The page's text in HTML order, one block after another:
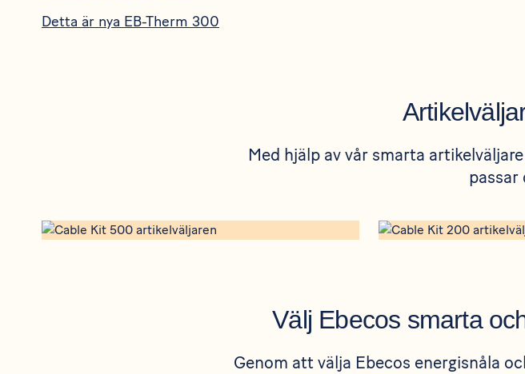
Detta är nya EB-Therm 300
Med hjälp av vår smarta
passar
https://www.ebeco.se/produkter/golvvarme/cable-kit-500#artikelvaljaren
https://www.ebeco.se/
Välj Ebecos smarta
Genom att välja Ebecos energisnåla